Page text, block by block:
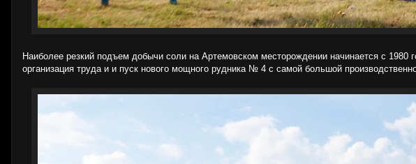
Наиболее резкий подъем добычи соли на Артемовском месторождении начинается с
организация труда и и пуск нового мощного рудника № 4 с самой большой